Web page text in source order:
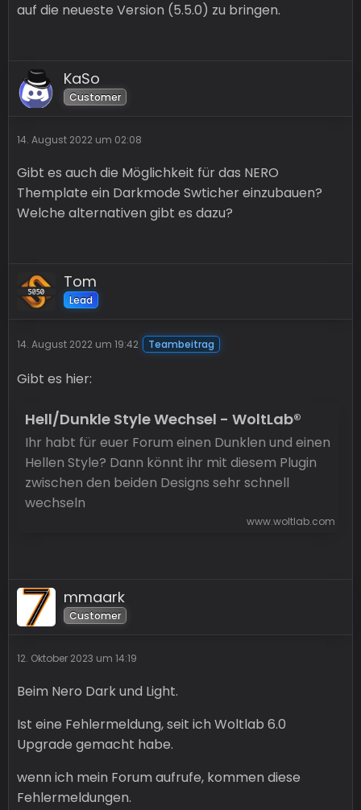
auf die neueste Version (5.5.0) zu bringen.
KaSo
Customer
14. August 2022 um 02:08
Gibt es auch die Möglichkeit für das NERO
Themplate ein Darkmode Swticher einzubauen?
Welche alternativen gibt es dazu?
Tom
Lead
14. August 2022 um 19:42 Teambeitrag
Gibt es hier:
Hell/Dunkle Style Wechsel - WoltLab®
Ihr habt für euer Forum einen Dunklen und einen
Hellen Style? Dann könnt ihr mit diesem Plugin
zwischen den beiden Designs sehr schnell
wechseln
www.woltlab.com
mmaark
Customer
12. Oktober 2023 um 14:19
Beim Nero Dark und Light.
Ist eine Fehlermeldung, seit ich Woltlab 6.0
Upgrade gemacht habe.
wenn ich mein Forum aufrufe, kommen diese
Fehlermeldungen.